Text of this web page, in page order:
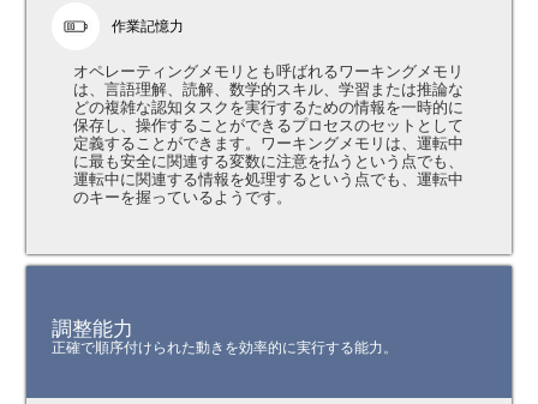
作業記憶力
オペレーティングメモリとも呼ばれるワーキングメモリ
は、言語理解、読解、数学的スキル、学習または推論な
どの複雑な認知タスクを実行するための情報を一時的に
保存し、操作することができるプロセスのセットとして
定義することができます。ワーキングメモリは、運転中
に最も安全に関連する変数に注意を払うという点でも、
運転中に関連する情報を処理するという点でも、運転中
のキーを握っているようです。
調整能力
正確で順序付けられた動きを効率的に実行する能力。